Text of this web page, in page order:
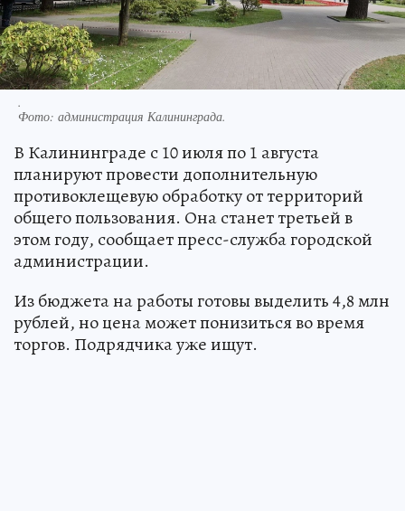
.
Фото: администрация Калининграда.
В Калининграде с 10 июля по 1 августа
планируют провести дополнительную
противоклещевую обработку от территорий
общего пользования. Она станет третьей в
этом году, сообщает пресс-служба городской
администрации.
Из бюджета на работы готовы выделить 4,8 млн
рублей, но цена может понизиться во время
торгов. Подрядчика уже ищут.